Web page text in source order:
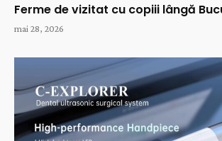
Ferme de vizitat cu copiii lângă
mai 28, 2026